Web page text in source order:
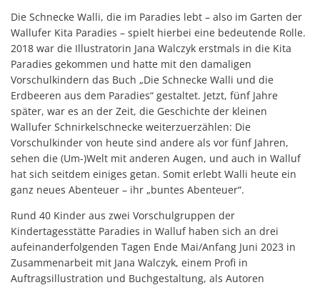
Die Schnecke Walli, die im Paradies lebt – also im Garten der
Wallufer Kita Paradies – spielt hierbei eine bedeutende Rolle.
2018 war die Illustratorin Jana Walczyk erstmals in die Kita
Paradies gekommen und hatte mit den damaligen
Vorschulkindern das Buch „Die Schnecke Walli und die
Erdbeeren aus dem Paradies“ gestaltet. Jetzt, fünf Jahre
später, war es an der Zeit, die Geschichte der kleinen
Wallufer Schnirkelschnecke weiterzuerzählen: Die
Vorschulkinder von heute sind andere als vor fünf Jahren,
sehen die (Um-)Welt mit anderen Augen, und auch in Walluf
hat sich seitdem einiges getan. Somit erlebt Walli heute ein
ganz neues Abenteuer – ihr „buntes Abenteuer“.
Rund 40 Kinder aus zwei Vorschulgruppen der
Kindertagesstätte Paradies in Walluf haben sich an drei
aufeinanderfolgenden Tagen Ende Mai/Anfang Juni 2023 in
Zusammenarbeit mit Jana Walczyk, einem Profi in
Auftragsillustration und Buchgestaltung, als Autoren